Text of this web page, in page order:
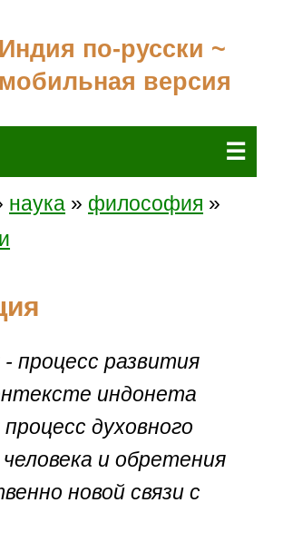
Индия по-русски ~
мобильная версия
☰
наука » философия »
процесс развития
индонета
духовного
и обретения
новой связи с